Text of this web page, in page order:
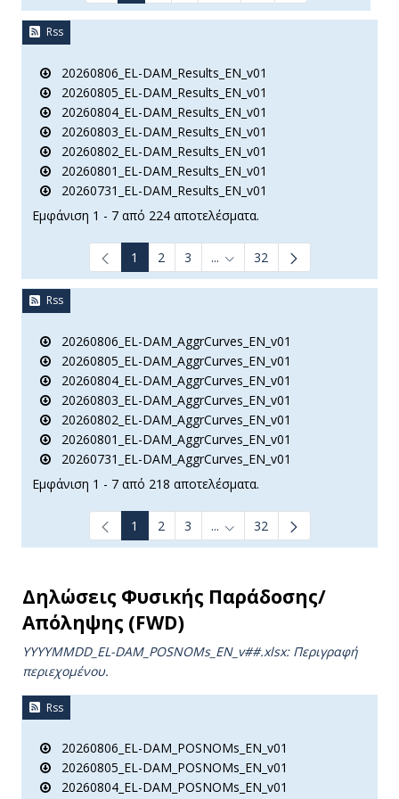
Rss
20260806_EL-DAM_Results_EN_v01
20260805_EL-DAM_Results_EN_v01
20260804_EL-DAM_Results_EN_v01
20260803_EL-DAM_Results_EN_v01
20260802_EL-DAM_Results_EN_v01
20260801_EL-DAM_Results_EN_v01
20260731_EL-DAM_Results_EN_v01
Εμφάνιση 1 - 7 από 224 αποτελέσματα.
1 2 3 ... Ενδιάμεσες σελίδες Use
32
Rss
20260806_EL-DAM_AggrCurves_EN_v01
20260805_EL-DAM_AggrCurves_EN_v01
20260804_EL-DAM_AggrCurves_EN_v01
20260803_EL-DAM_AggrCurves_EN_v01
20260802_EL-DAM_AggrCurves_EN_v01
20260801_EL-DAM_AggrCurves_EN_v01
20260731_EL-DAM_AggrCurves_EN_v01
Εμφάνιση 1 - 7 από 218 αποτελέσματα.
1 2 3 ... Ενδιάμεσες σελίδες Use
32
Δηλώσεις Φυσικής Παράδοσης/
Απόληψης (FWD)
YYYYMMDD_EL-DAM_POSNOMs_ΕΝ_v##.xlsx: Περιγραφή
περιεχομένου.
Rss
20260806_EL-DAM_POSNOMs_EN_v01
20260805_EL-DAM_POSNOMs_EN_v01
20260804_EL-DAM_POSNOMs_EN_v01